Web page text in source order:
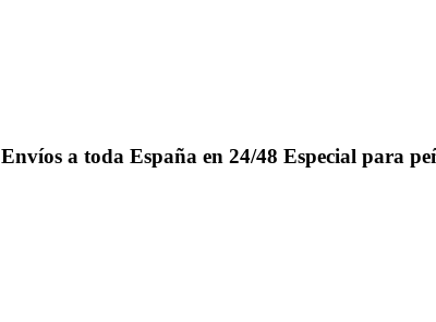
Envíos a toda España en 24/48 Especial para